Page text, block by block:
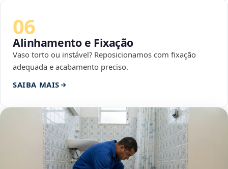
06
Alinhamento e Fixação
Vaso torto ou instável? Reposicionamos com fixação
adequada e acabamento preciso.
SAIBA MAIS